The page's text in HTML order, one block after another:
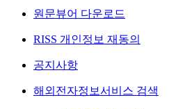
원문뷰어 다운로드
RISS 개인정보 재동의
공지사항
해외전자정보서비스 검색